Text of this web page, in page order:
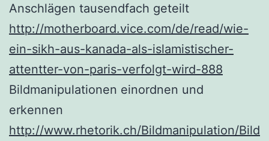
Anschlägen tausendfach geteilt
http://motherboard.vice.com/de/read/wie-
ein-sikh-aus-kanada-als-islamistischer-
attentter-von-paris-verfolgt-wird-888
Bildmanipulationen einordnen und
erkennen
http://www.rhetorik.ch/Bildmanipulation/Bild